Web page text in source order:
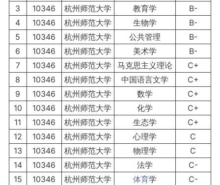
3
10346 杭州师范大学 教育学
B-
4
10346 杭州师范大学 生物学
B-
5
10346 杭州师范大学 公共管理
B-
6
10346 杭州师范大学 美术学
B-
7
10346 杭州师范大学 马克思主义理论
C+
8
10346 杭州师范大学 中国语言文学
C+
9
10346 杭州师范大学 数学
C+
10
10346 杭州师范大学 化学
C+
11
10346 杭州师范大学 生态学
C+
12
10346 杭州师范大学 心理学
C
13
10346 杭州师范大学 物理学
C
14
10346 杭州师范大学 法学
C-
15
10346 杭州师范大学 体育学 C-